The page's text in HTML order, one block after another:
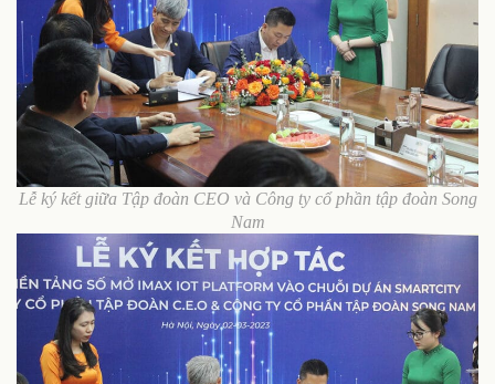
Lễ ký kết giữa Tập đoàn CEO và Công ty cổ phần tập đoàn Song
Nam